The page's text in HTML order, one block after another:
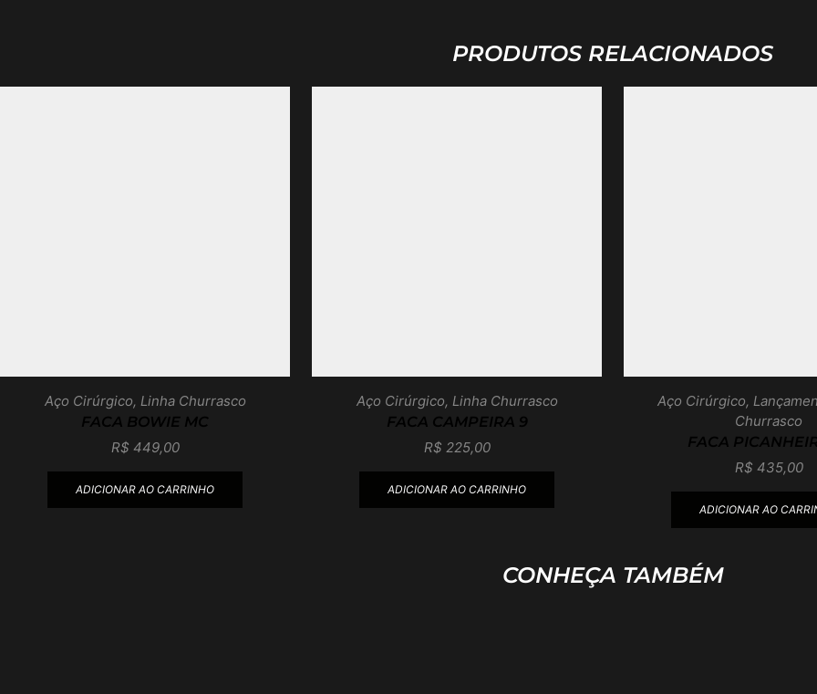
PRODUTOS RELACIONADOS
Aço Cirúrgico, Linha Churrasco
FACA BOWIE MC
R$ 449,00
ADICIONAR AO CARRINHO
Aço Cirúrgico, Linha Churrasco
FACA CAMPEIRA 9
R$ 225,00
ADICIONAR AO CARRINHO
Aço Cirúrgico,
Churrasco
FACA
R$ 435,00
ADICIONAR AO
CONHEÇA TAMBÉM